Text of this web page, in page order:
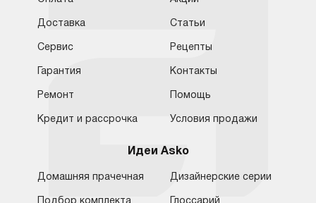
Доставка
Сервис
Гарантия
Ремонт
Кредит и рассрочка
Статьи
Рецепты
Контакты
Помощь
Условия продажи
Идеи Asko
Домашняя прачечная Дизайнерские серии